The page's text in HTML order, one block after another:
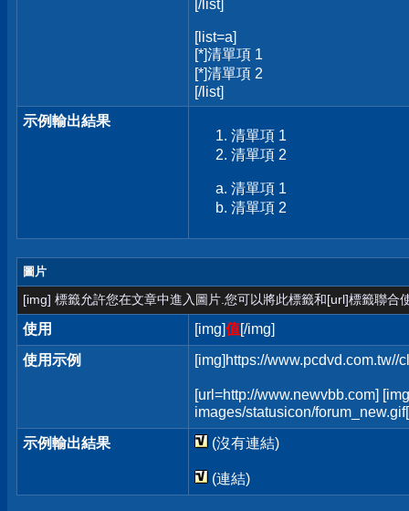
[/list]
[list=a]
[*]清單項 1
[*]清單項 2
[/list]
示例輸出結果
清單項 1
清單項 2
清單項 1
清單項 2
圖片
[img] 標籤允許您在文章中進入圖片.您可以將此標籤和[url]標籤聯合
使用 [img]值[/img]
使用示例
[img]https://www.pcdvd.com.tw//
[url=http://www.newvbb.com]
images/statusicon/
示例輸出結果
(沒有連結)
(連結)